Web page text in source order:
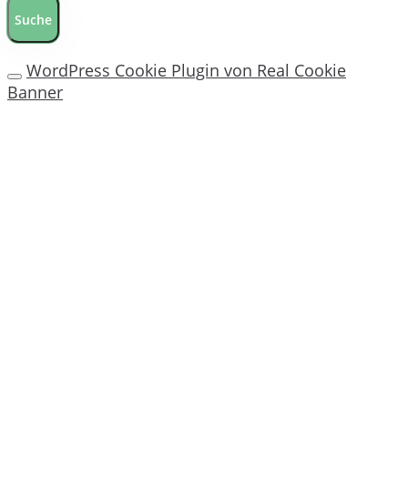
Suche
WordPress Cookie Plugin von Real Cookie
Banner